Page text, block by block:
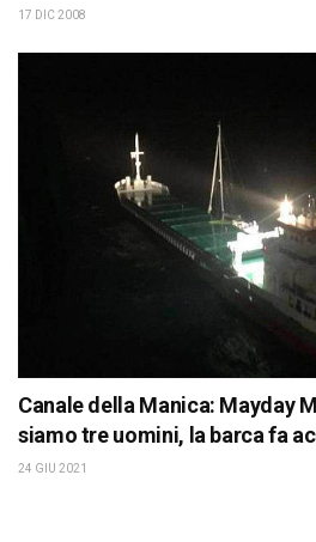
17 DIC 2008
Canale della Manica: Mayday
siamo tre uomini, la barca fa
24 GIU 2021